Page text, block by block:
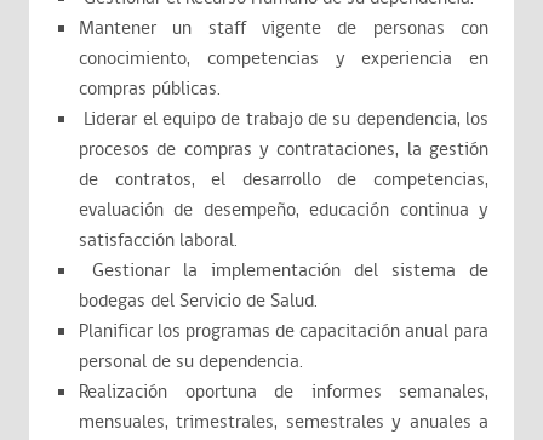
Mantener un staff vigente de personas con
conocimiento, competencias y experiencia en
compras públicas.
Liderar el equipo de trabajo de su dependencia, los
procesos de compras y contrataciones, la gestión
de contratos, el desarrollo de competencias,
evaluación de desempeño, educación continua y
satisfacción laboral.
Gestionar la implementación del sistema de
bodegas del Servicio de Salud.
Planificar los programas de capacitación anual para
personal de su dependencia.
Realización oportuna de informes semanales,
mensuales, trimestrales, semestrales y anuales a